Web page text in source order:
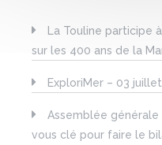
La Touline participe
sur les 400 ans de la
ExploriMer – 03
Assemblée générale
vous clé pour faire le